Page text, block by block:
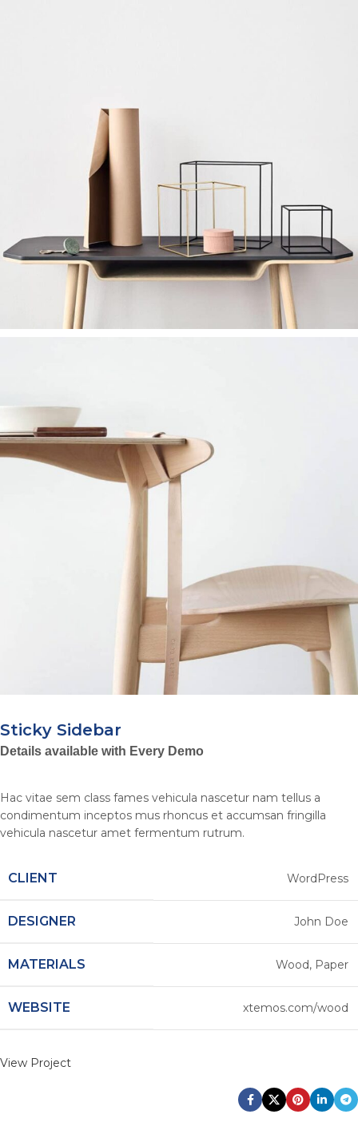
Sticky Sidebar
Details available with Every Demo
Hac vitae sem class fames vehicula nascetur nam tellus a
condimentum inceptos mus rhoncus et accumsan fringilla
vehicula nascetur amet fermentum rutrum.
CLIENT WordPress
DESIGNER John Doe
MATERIALS Wood, Paper
WEBSITE xtemos.com/wood
View Project